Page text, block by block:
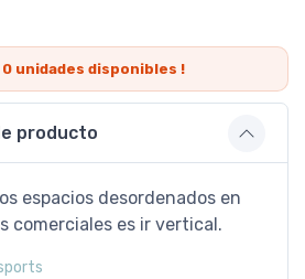
0unidades disponibles !
producto
espacios desordenados en
comerciales es ir vertical.